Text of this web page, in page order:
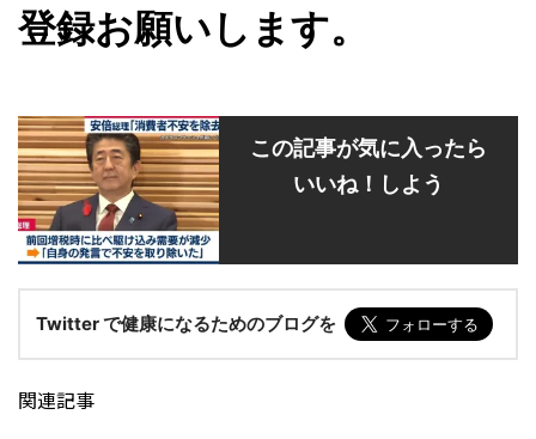
登録お願いします。
この記事が気に入ったら
いいね！しよう
Twitter で健康になるためのブログを
関連記事